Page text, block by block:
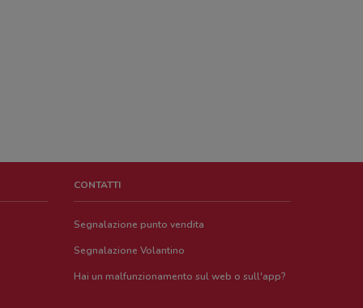
CONTATTI
Segnalazione punto vendita
Segnalazione Volantino
Hai un malfunzionamento sul web o sull'app?